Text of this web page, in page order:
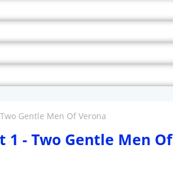
Gentle Men Of Verona
1 - Two Gentle Men Of